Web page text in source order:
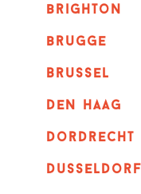
brighton
brugge
Brussel
Den haag
dordrecht
dusseldorf